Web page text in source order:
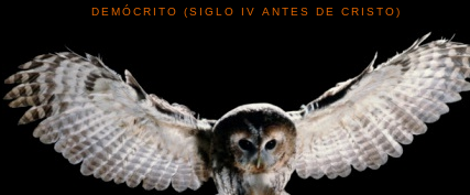
DEMÓCRITO (SIGLO IV ANTES DE CRISTO)